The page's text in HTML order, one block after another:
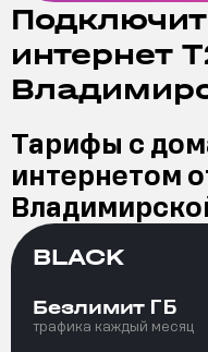
интернет
Тарифы с
интернетом
BLACK
Безлимит ГБ
трафика каждый месяц